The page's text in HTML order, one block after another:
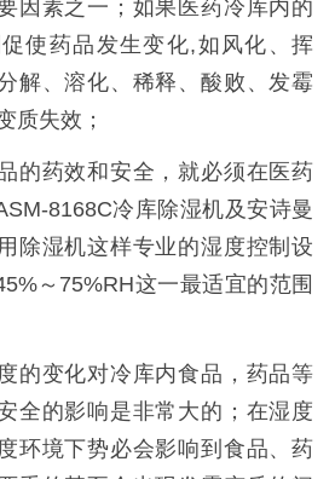
因素之一；如果医药冷库内的
使药品发生变化,如风化、挥
解、溶化、稀释、酸败、发霉
质失效；
药效和安全，就必须在医药
8168C冷库除湿机及安诗曼
除湿机这样专业的湿度控制设
～75%RH这一最适宜的范围
变化对冷库内食品，药品等
全的影响是非常大的；在湿度
环境下势必会影响到食品、药